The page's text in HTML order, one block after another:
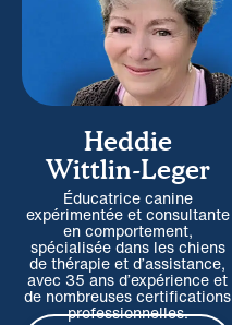
Heddie
Wittlin-Leger
Éducatrice canine
expérimentée et consultante
en comportement,
spécialisée dans les chiens
de thérapie et d’assistance,
avec 35 ans d’expérience et
de nombreuses certifications
professionnelles.